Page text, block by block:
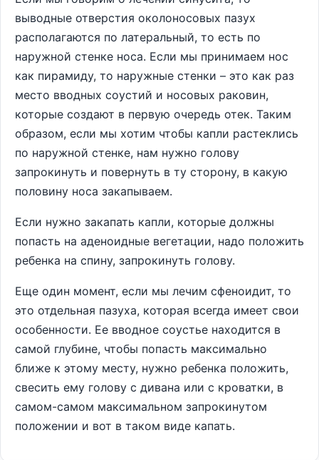
выводные отверстия околоносовых пазух
располагаются по латеральный, то есть по
наружной стенке носа. Если мы принимаем нос
как пирамиду, то наружные стенки – это как раз
место вводных соустий и носовых раковин,
которые создают в первую очередь отек. Таким
образом, если мы хотим чтобы капли растеклись
по наружной стенке, нам нужно голову
запрокинуть и повернуть в ту сторону, в какую
половину носа закапываем.
Если нужно закапать капли, которые должны
попасть на аденоидные вегетации, надо положить
ребенка на спину, запрокинуть голову.
Еще один момент, если мы лечим сфеноидит, то
это отдельная пазуха, которая всегда имеет свои
особенности. Ее вводное соустье находится в
самой глубине, чтобы попасть максимально
ближе к этому месту, нужно ребенка положить,
свесить ему голову с дивана или с кроватки, в
самом-самом максимальном запрокинутом
положении и вот в таком виде капать.